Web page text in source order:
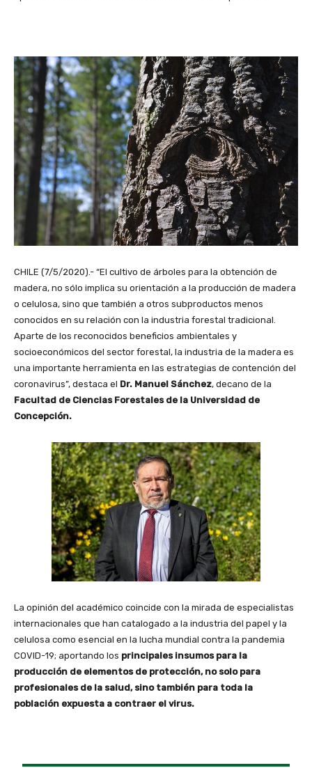
CHILE (7/5/2020).- “El cultivo de árboles para la obtención de
madera, no sólo implica su orientación a la producción de madera
o celulosa, sino que también a otros subproductos menos
conocidos en su relación con la industria forestal tradicional.
Aparte de los reconocidos beneficios ambientales y
socioeconómicos del sector forestal, la industria de la madera es
una importante herramienta en las estrategias de contención del
coronavirus”, destaca el Dr. Manuel Sánchez, decano de la
Facultad de Ciencias Forestales de la Universidad de
Concepción.
La opinión del académico coincide con la mirada de especialistas
internacionales que han catalogado a la industria del papel y la
celulosa como esencial en la lucha mundial contra la pandemia
COVID-19; aportando los principales insumos para la
producción de elementos de protección, no solo para
profesionales de la salud, sino también para toda la
población expuesta a contraer el virus.